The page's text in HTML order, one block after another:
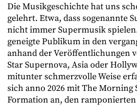
Die Musikgeschichte hat uns
gelehrt. Etwa, dass sogenannte
nicht immer Supermusik
geneigte Publikum in den
anhand der Veröffentlichungen
Star Supernova, Asia oder
mitunter schmerzvolle Weise
sich anno 2026 mit The Morning
Formation an, den